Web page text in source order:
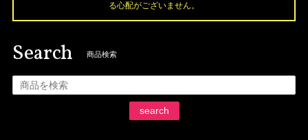
る心配がございません。
Search 商品検索
search